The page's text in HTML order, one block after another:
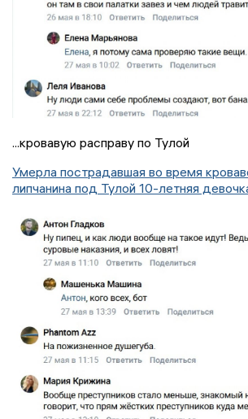
...кровавую расправу по Тулой
Умерла пострадавшая во время
липчанина под Тулой 10-летняя